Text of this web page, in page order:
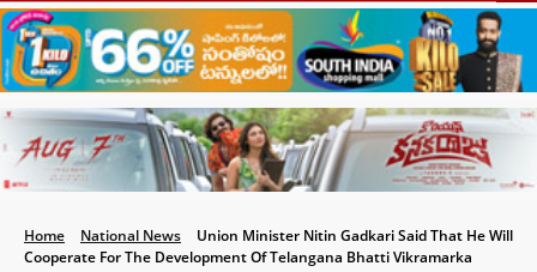
Home National News
Union Minister Nitin Gadkari Said That He Will
Cooperate For The Development Of Telangana Bhatti Vikramarka